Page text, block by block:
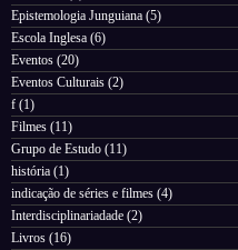
Epistemologia Junguiana (5)
Escola Inglesa (6)
Eventos (20)
Eventos Culturais (2)
f (1)
Filmes (11)
Grupo de Estudo (11)
história (1)
indicação de séries e filmes (4)
Interdisciplinariadade (2)
Livros (16)